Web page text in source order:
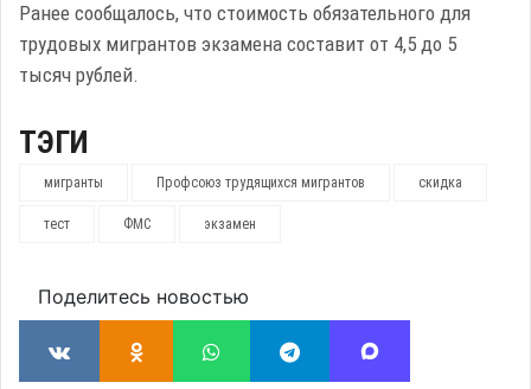
Ранее сообщалось, что стоимость обязательного для
трудовых мигрантов экзамена составит от 4,5 до 5
тысяч рублей.
ТЭГИ
мигранты Профсоюз трудящихся мигрантов скидка
тест ФМС экзамен
Поделитесь новостью